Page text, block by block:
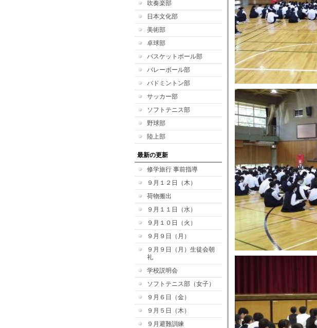
吹奏楽部
日本文化部
美術部
卓球部
バスケットボール部
バレーボール部
バドミントン部
サッカー部
ソフトテニス部
野球部
陸上部
最新の更新
修学旅行 事前指導
９月１２日（木）
荷物搬出
９月１１日（水）
９月１０日（火）
９月９日（月）
９月９日（月）生徒会朝
礼
学校説明会
ソフトテニス部（女子）
９月６日（金）
９月５日（木）
９月避難訓練